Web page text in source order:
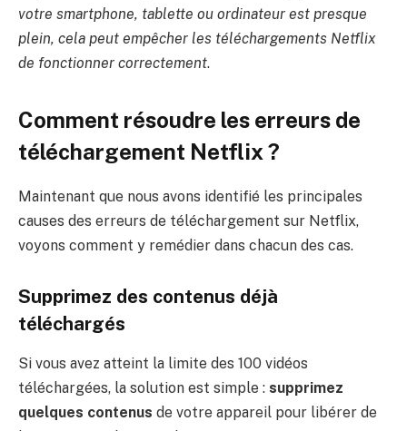
votre smartphone, tablette ou ordinateur est presque
plein, cela peut empêcher les téléchargements Netflix
de fonctionner correctement.
Comment résoudre les erreurs de
téléchargement Netflix ?
Maintenant que nous avons identifié les principales
causes des erreurs de téléchargement sur Netflix,
voyons comment y remédier dans chacun des cas.
Supprimez des contenus déjà
téléchargés
Si vous avez atteint la limite des 100 vidéos
téléchargées, la solution est simple : supprimez
quelques contenus de votre appareil pour libérer de